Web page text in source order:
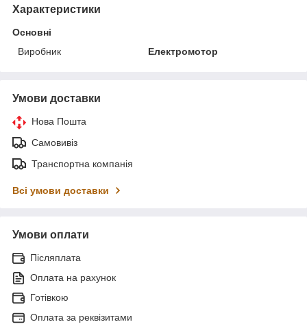
Характеристики
Основні
Виробник
Електромотор
Умови доставки
Нова Пошта
Самовивіз
Транспортна компанія
Всі умови доставки
Умови оплати
Післяплата
Оплата на рахунок
Готівкою
Оплата за реквізитами